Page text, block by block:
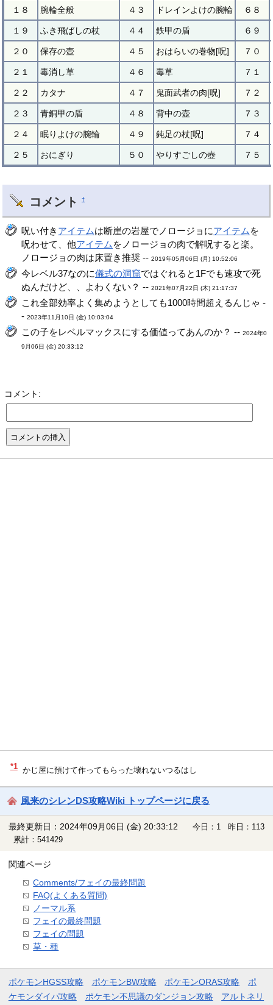
１８ 腕輪全般 ４３ ドレインよけの腕輪 ６８
１９ ふき飛ばしの杖 ４４ 鉄甲の盾 ６９
２０ 保存の壺 ４５ おはらいの巻物[呪] ７０
２１ 毒消し草 ４６ 毒草 ７１
２２ カタナ ４７ 鬼面武者の肉[呪] ７２
２３ 青銅甲の盾 ４８ 背中の壺 ７３
２４ 眠りよけの腕輪 ４９ 鈍足の杖[呪] ７４
２５ おにぎり ５０ やりすごしの壺 ７５
コメント †
呪い付き アイテムは断崖の岩屋でノロージョにアイテム を
呪わせて、他アイテム をノロージョの肉で解呪すると楽。
ノロージョの肉は床置き推奨 --2019年05月06日 (月) 10:52:06
今レベル37なのに儀式の洞窟ではぐれると1Fでも速攻で死
ぬんだけど、、よわくない？ --2021年07月22日 (木) 21:17:37
これ全部効率よく集めようとしても1000時間超えるんじゃ -
-2023年11月10日 (金) 10:03:04
この子をレベルマックスにする価値ってあんのか？ --2024年0
9月06日 (金) 20:33:12
コメント:
*1 かじ屋に預けて作ってもらった壊れないつるはし
風来のシレンDS攻略Wiki トップページに戻る
最終更新日：2024年09月06日 (金) 20:33:12
今日：1 昨日：113
累計：541429
関連ページ
Comments/フェイの最終問題
FAQ(よくある質問)
ノーマル系
フェイの最終問題
フェイの問題
草・種
ポケモンHGSS攻略 ポケモンBW攻略 ポケモンORAS攻略
ポ
ケモンダイパ攻略
ポケモン不思議のダンジョン攻略 アルトネリ